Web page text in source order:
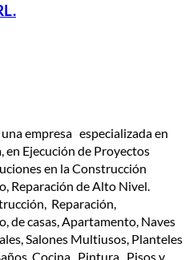
empresa especializada en
Ejecución de Proyectos
en la Construcción
Reparación de Alto Nivel.
Reparación,
de casas, Apartamento, Naves
Salones Multiusos, Planteles
Cocina, Pintura, Pisos y